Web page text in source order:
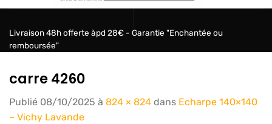
Livraison 48h offerte àpd 28€ - Garantie "Enchantée ou
remboursée"
carre 4260
Publié 08/10/2025 à 824 × 824 dans Echarpe 140×140
– Vichy Lavande